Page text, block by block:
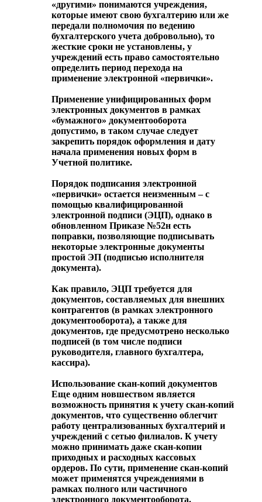
«другими» понимаются учреждения,
которые имеют свою бухгалтерию или же
передали полномочия по ведению
бухгалтерского учета добровольно), то
жесткие сроки не установлены, у
учреждений есть право самостоятельно
определить период перехода на
применение электронной «первички».
Применение унифицированных форм
электронных документов в рамках
«бумажного» документооборота
допустимо, в таком случае следует
закрепить порядок оформления и дату
начала применения новых форм в
Учетной политике.
Порядок подписания электронной
«первички» остается неизменным – с
помощью квалифицированной
электронной подписи (ЭЦП), однако в
обновленном Приказе №52н есть
поправки, позволяющие подписывать
некоторые электронные документы
простой ЭП (подписью исполнителя
документа).
Как правило, ЭЦП требуется для
документов, составляемых для внешних
контрагентов (в рамках электронного
документооборота), а также для
документов, где предусмотрено несколько
подписей (в том числе подписи
руководителя, главного бухгалтера,
кассира).
Использование скан-копий документов
Еще одним новшеством является
возможность принятия к учету скан-копий
документов, что существенно облегчит
работу централизованных бухгалтерий и
учреждений с сетью филиалов. К учету
можно принимать даже скан-копии
приходных и расходных кассовых
ордеров. По сути, применение скан-копий
может применятся учреждениями в
рамках полного или частичного
электронного документооборота.